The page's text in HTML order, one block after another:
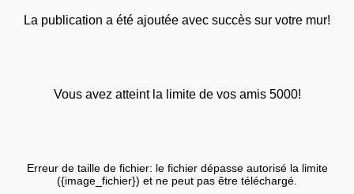
La publication a été ajoutée avec succès sur votre mur!
Vous avez atteint la limite de vos amis 5000!
Erreur de taille de fichier: le fichier dépasse autorisé la limite
({image_fichier}) et ne peut pas être téléchargé.